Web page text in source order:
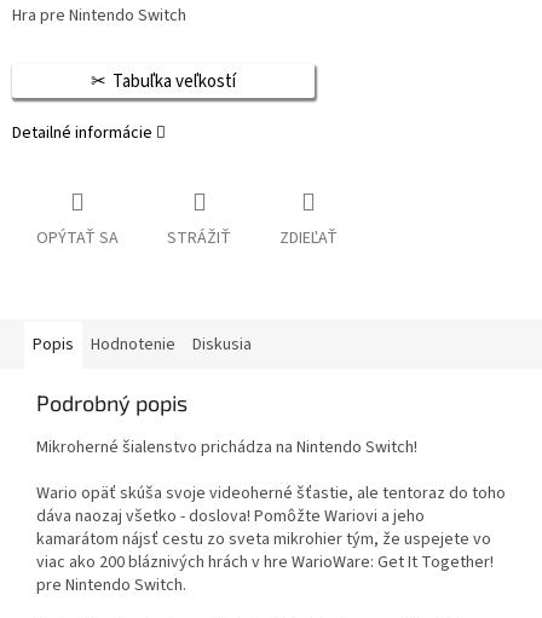
Hra pre Nintendo Switch
Tabuľka veľkostí
Detailné informácie
OPÝTAŤ SA STRÁŽIŤ ZDIEĽAŤ
Popis Hodnotenie Diskusia
Podrobný popis
Mikroherné šialenstvo prichádza na Nintendo Switch!
Wario opäť skúša svoje videoherné šťastie, ale tentoraz do toho
dáva naozaj všetko - doslova! Pomôžte Wariovi a jeho
kamarátom nájsť cestu zo sveta mikrohier tým, že uspejete vo
viac ako 200 bláznivých hrách v hre WarioWare: Get It Together!
pre Nintendo Switch.